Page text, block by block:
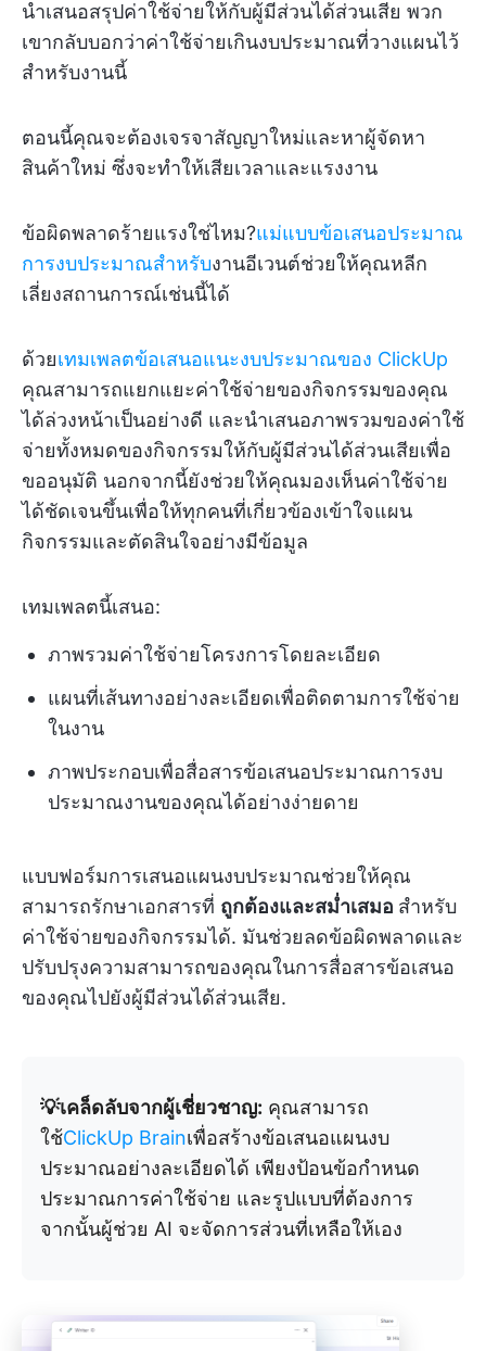
นำเสนอสรุปค่าใช้จ่ายให้กับผู้มีส่วนได้ส่วนเสีย พวก
เขากลับบอกว่าค่าใช้จ่ายเกินงบประมาณที่วางแผนไว้
สำหรับงานนี้
ตอนนี้คุณจะต้องเจรจาสัญญาใหม่และหาผู้จัดหา
สินค้าใหม่ ซึ่งจะทำให้เสียเวลาและแรงงาน
ข้อผิดพลาดร้ายแรงใช่ไหม?แม่แบบข้อเสนอประมาณ
การงบประมาณสำหรับงานอีเวนต์ช่วยให้คุณหลีก
เลี่ยงสถานการณ์เช่นนี้ได้
ด้วยเทมเพลตข้อเสนอแนะงบประมาณของ ClickUp
คุณสามารถแยกแยะค่าใช้จ่ายของกิจกรรมของคุณ
ได้ล่วงหน้าเป็นอย่างดี และนำเสนอภาพรวมของค่าใช้
จ่ายทั้งหมดของกิจกรรมให้กับผู้มีส่วนได้ส่วนเสียเพื่อ
ขออนุมัติ นอกจากนี้ยังช่วยให้คุณมองเห็นค่าใช้จ่าย
ได้ชัดเจนขึ้นเพื่อให้ทุกคนที่เกี่ยวข้องเข้าใจแผน
กิจกรรมและตัดสินใจอย่างมีข้อมูล
เทมเพลตนี้เสนอ:
ภาพรวมค่าใช้จ่ายโครงการโดยละเอียด
แผนที่เส้นทางอย่างละเอียดเพื่อติดตามการใช้จ่าย
ในงาน
ภาพประกอบเพื่อสื่อสารข้อเสนอประมาณการงบ
ประมาณงานของคุณได้อย่างง่ายดาย
แบบฟอร์มการเสนอแผนงบประมาณช่วยให้คุณ
สามารถรักษาเอกสารที่ ถูกต้องและสม่ำเสมอ สำหรับ
ค่าใช้จ่ายของกิจกรรมได้. มันช่วยลดข้อผิดพลาดและ
ปรับปรุงความสามารถของคุณในการสื่อสารข้อเสนอ
ของคุณไปยังผู้มีส่วนได้ส่วนเสีย.
💡เคล็ดลับจากผู้เชี่ยวชาญ: คุณสามารถ
ใช้ClickUp Brainเพื่อสร้างข้อเสนอแผนงบ
ประมาณอย่างละเอียดได้ เพียงป้อนข้อกำหนด
ประมาณการค่าใช้จ่าย และรูปแบบที่ต้องการ
จากนั้นผู้ช่วย AI จะจัดการส่วนที่เหลือให้เอง